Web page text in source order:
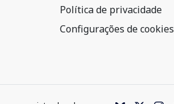
Política de privacidade
Configurações de cookies